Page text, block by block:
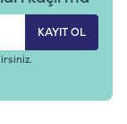
KAYIT OL